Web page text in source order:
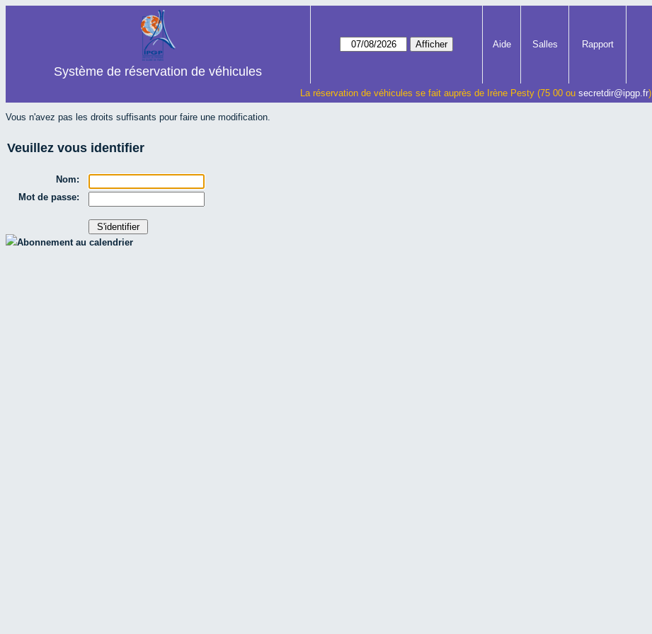
Système de réservation de véhicules
Aide Salles Rapport
La réservation de véhicules se fait auprès de Irène Pesty (75 00 ou secretdir@ipgp.fr)
Vous n'avez pas les droits suffisants pour faire une modification.
Veuillez vous identifier
Nom:
Mot de passe:
Abonnement au calendrier